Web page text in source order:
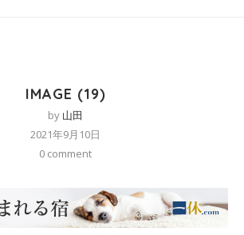
IMAGE (19)
by 山田
2021年9月10日
0 comment